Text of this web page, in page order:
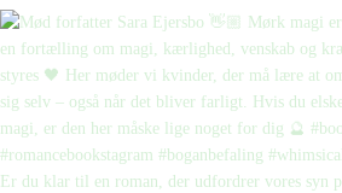
Er du klar til en roman, der udfordrer vores syn p